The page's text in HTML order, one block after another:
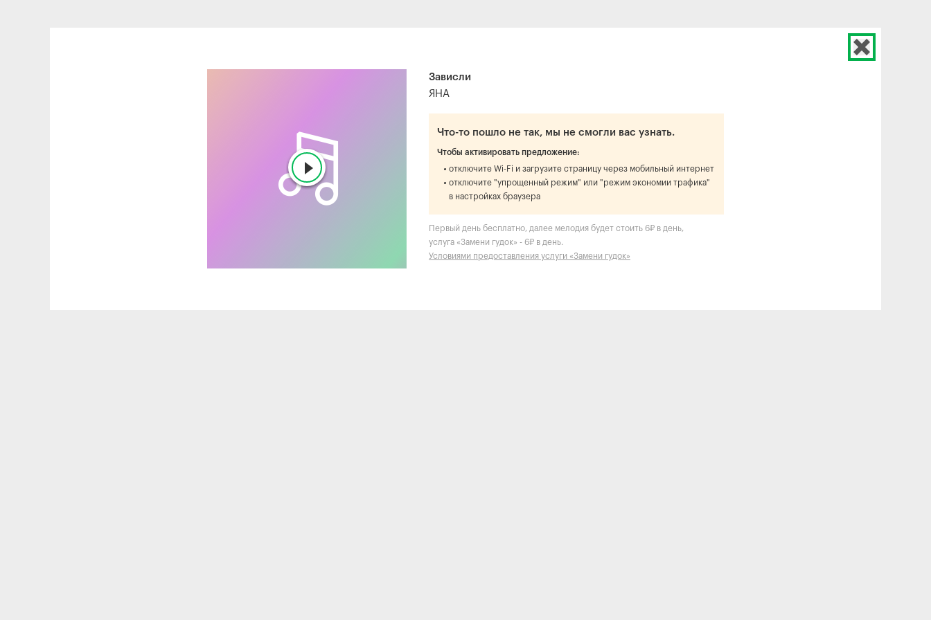
Зависли
ЯНА
Что-то пошло не так, мы не смогли вас узнать.
Чтобы активировать предложение:
отключите Wi-Fi и загрузите страницу через мобильный интернет
отключите "упрощенный режим" или "режим экономии трафика"
в настройках браузера
Первый день бесплатно, далее мелодия будет стоить 6₽ в день,
услуга «Замени гудок» - 6₽ в день.
Условиями предоставления услуги «Замени гудок»